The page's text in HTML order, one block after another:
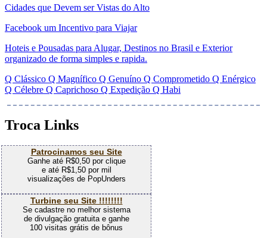
Cidades que Devem ser Vistas do Alto
Facebook um Incentivo para Viajar
Hoteis e Pousadas para Alugar, Destinos no Brasil e Exterior
organizado de forma simples e rapida.
Q Clássico Q Magnífico Q Genuíno Q Comprometido Q Enérgico
Q Célebre Q Caprichoso Q Expedição Q Habi
Troca Links
Patrocinamos seu Site
Ganhe até R$0,50 por clique
e até R$1,50 por mil
visualizações de PopUnders
Turbine seu Site !!!!!!!!
Se cadastre no melhor sistema
de divulgação gratuita e ganhe
100 visitas grátis de bônus